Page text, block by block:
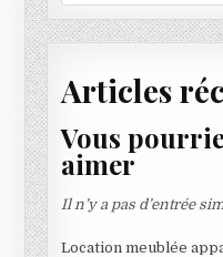
Articles
Vous
aimer
Il n’y a pas d’entrée
Location meublée